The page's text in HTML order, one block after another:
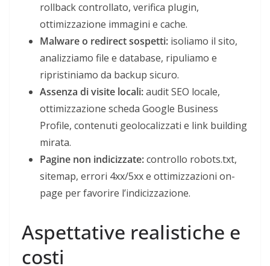
rollback controllato, verifica plugin,
ottimizzazione immagini e cache.
Malware o redirect sospetti: isoliamo il sito,
analizziamo file e database, ripuliamo e
ripristiniamo da backup sicuro.
Assenza di visite locali:audit SEO locale,
ottimizzazione scheda Google Business
Profile, contenuti geolocalizzati e link building
mirata.
Pagine non indicizzate:controllo robots.txt,
sitemap, errori 4xx/5xx e ottimizzazioni on-
page per favorire l’indicizzazione.
Aspettative realistiche e
costi